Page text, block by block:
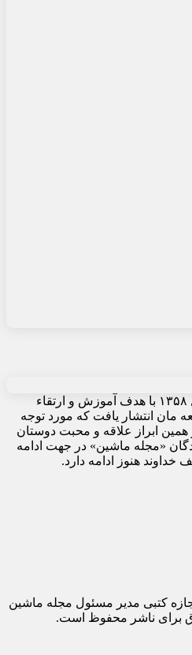
«مجله ماشین» از مهرماه سال ۱۳۵۸ با هدف آموزش و ارتقاء
مان انتشار یافت که مورد توجه
ابراز علاقه و محبت دوستان
«مجله ماشین» در جهت ادامه
هنوز ادامه دارد.
کتبی مدیر مسئول مجله ماشین
برای ناشر محفوظ است.